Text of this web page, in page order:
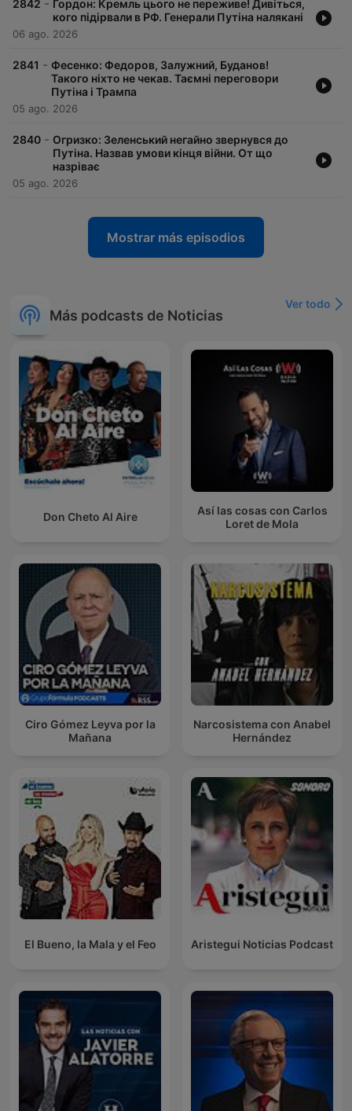
2842 - Гордон: Кремль цього не переживе! Дивіться,
кого підірвали в РФ. Генерали Путіна налякані
06 ago. 2026
2841 - Фесенко: Федоров, Залужний, Буданов!
Такого ніхто не чекав. Таємні переговори
Путіна і Трампа
05 ago. 2026
2840 - Огризко: Зеленський негайно звернувся до
Путіна. Назвав умови кінця війни. От що
назріває
05 ago. 2026
Mostrar más episodios
Más podcasts de Noticias
Ver todo
Don Cheto Al Aire
Así las cosas con Carlos
Loret de Mola
Ciro Gómez Leyva por la
Mañana
Narcosistema con Anabel
Hernández
El Bueno, la Mala y el Feo Aristegui Noticias Podcast